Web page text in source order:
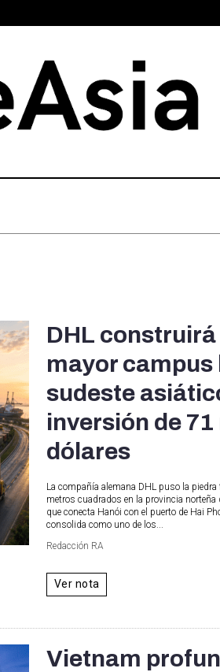
DHL
mayor campus
sudeste
inversión de
dólares
La compañía alemana DHL puso la
metros cuadrados en la provincia
que conecta Hanói con el puerto de Hai
consolida como uno de los...
Redacción RA
Ver nota
Vietnam